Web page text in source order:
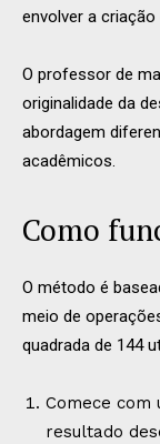
envolver a
O professor de
originalidade da
abordagem
acadêmicos.
Como
O método é
meio de
quadrada de 144
Comece com
resultado